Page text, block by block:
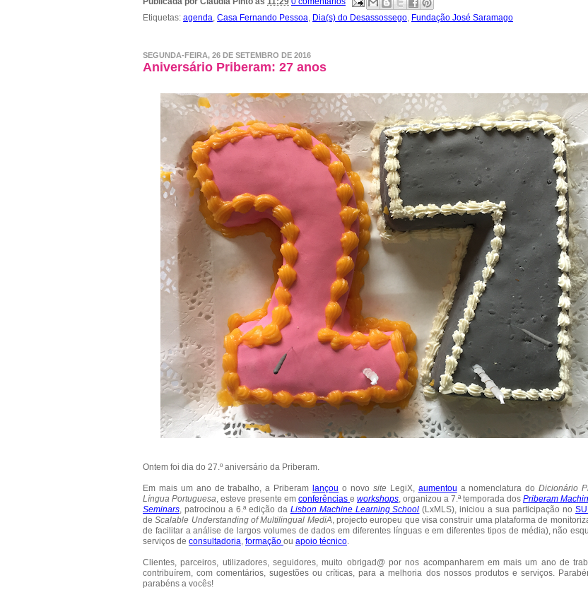
Etiquetas: agenda, Casa Fernando Pessoa, Dia(s) do Desassossego, Fundação José Saramago
SEGUNDA-FEIRA, 26 DE SETEMBRO DE 2016
Aniversário Priberam: 27 anos
Ontem foi dia do 27.º aniversário da Priberam.
Em mais um ano de trabalho, a Priberam lançou o novo siteLegiX, aumentou a nomenclatura doDicionário
Língua Portuguesa, esteve presente em conferências e workshops, organizou a 7.ª temporada dos Priberam
Seminars, patrocinou a 6.ª edição da Lisbon Machine Learning School (LxMLS), iniciou a sua participação no
deScalable Understanding of Multilingual MediA, projecto europeu que visa construir uma plataforma de
de facilitar a análise de largos volumes de dados em diferentes línguas e em diferentes tipos de média), não
serviços de consultadoria, formação ou apoio técnico.
Clientes, parceiros, utilizadores, seguidores, muito obrigad@ por nos acompanharem em mais um ano de
contribuírem, com comentários, sugestões ou críticas, para a melhoria dos nossos produtos e serviços.
parabéns a vocês!